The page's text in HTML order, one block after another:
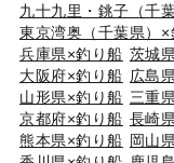
九十九里・銚子（千
東京湾奥（千葉県）×
兵庫県×釣り船 茨城
大阪府×釣り船 広島
山形県×釣り船 三重
京都府×釣り船 長崎
熊本県×釣り船 岡山